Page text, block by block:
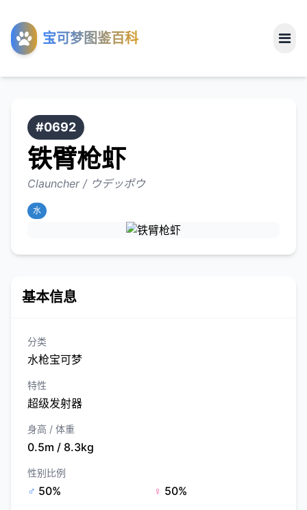
宝可梦图鉴百科
工具
关于
#0692
铁臂枪虾
Clauncher / ウデッポウ
水
基本信息
分类
水枪宝可梦
特性
超级发射器
身高 / 体重
0.5m / 8.3kg
性别比例
♂ 50% ♀ 50%